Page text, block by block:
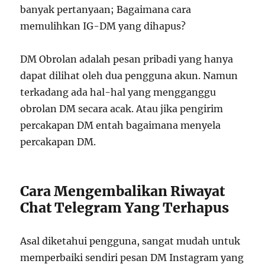
banyak pertanyaan; Bagaimana cara
memulihkan IG-DM yang dihapus?
DM Obrolan adalah pesan pribadi yang hanya
dapat dilihat oleh dua pengguna akun. Namun
terkadang ada hal-hal yang mengganggu
obrolan DM secara acak. Atau jika pengirim
percakapan DM entah bagaimana menyela
percakapan DM.
Cara Mengembalikan Riwayat
Chat Telegram Yang Terhapus
Asal diketahui pengguna, sangat mudah untuk
memperbaiki sendiri pesan DM Instagram yang